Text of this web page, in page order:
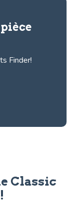
Finder!
Classic